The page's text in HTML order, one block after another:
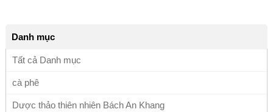
Danh mục
Tất cả Danh mục
cà phê
Dược thảo thiên nhiên Bách An Khang